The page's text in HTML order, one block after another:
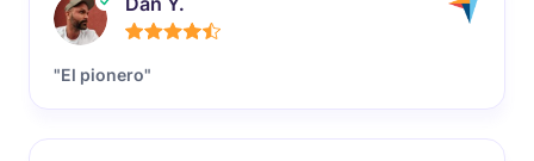
"El pionero"